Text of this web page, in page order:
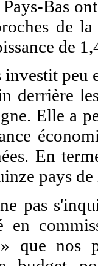
Bas
de
de
peu
derrière
Elle a
En
pays
pas
en
que nos